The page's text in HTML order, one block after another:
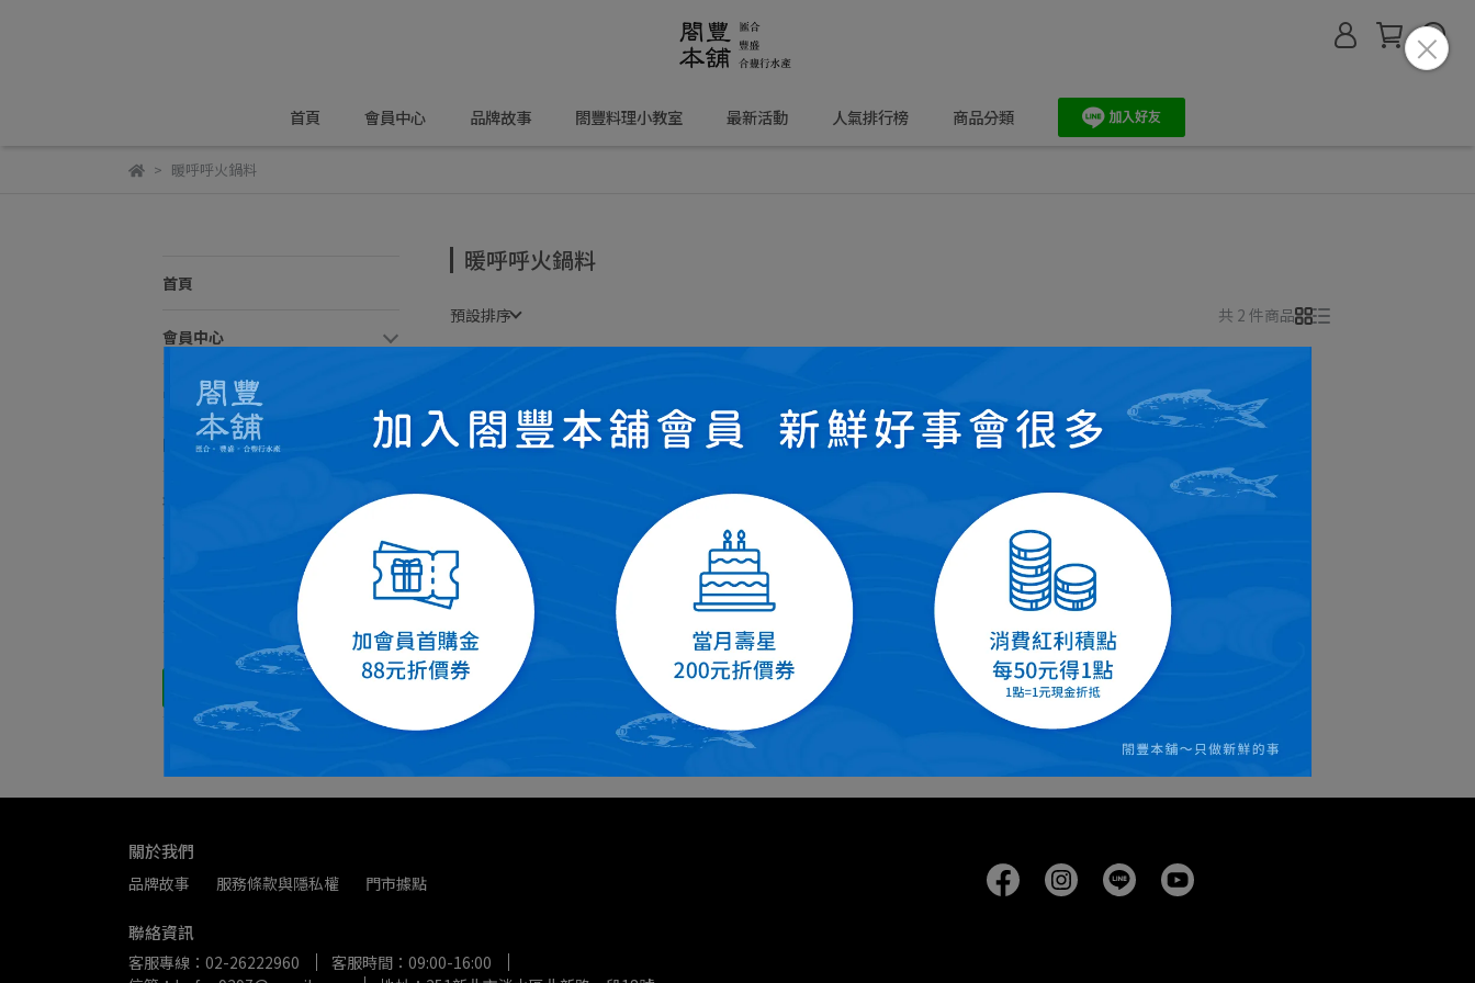
首頁 會員中心 品牌故事 閤豐料理小教室 最新活動 人氣排行榜 商品分類
暖呼呼火鍋料
首頁
會員中心
品牌故事
閤豐料理小教室
最新活動
人氣排行榜
商品分類
暖呼呼火鍋料
預設排序 共 2 件商品
松葉蟹味棒
NT$120
麻辣花枝摃丸
NT$180
關於我們
品牌故事 服務條款與隱私權 門市據點
聯絡資訊
客服專線：02-26222960
客服時間：09:00-16:00